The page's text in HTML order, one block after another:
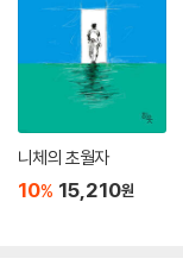
니체의 초월자
10% 15,210원